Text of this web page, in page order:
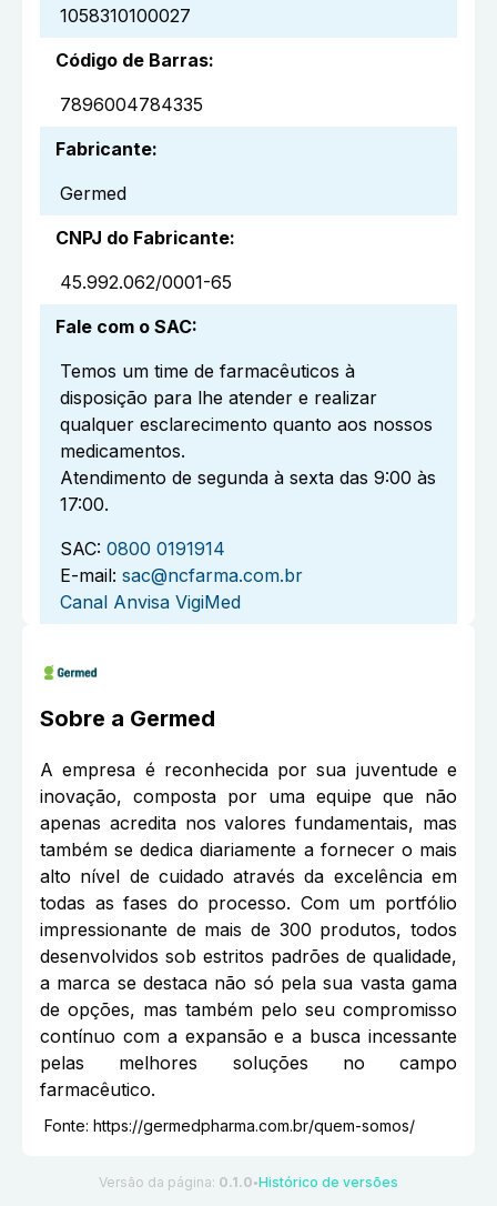
1058310100027
Código de Barras:
7896004784335
Fabricante:
Germed
CNPJ do Fabricante:
45.992.062/0001-65
Fale com o SAC:
Temos um time de farmacêuticos à
disposição para lhe atender e realizar
qualquer esclarecimento quanto aos nossos
medicamentos.
Atendimento de segunda à sexta das 9:00 às
17:00.
SAC: 0800 0191914
E-mail: sac@ncfarma.com.br
Canal Anvisa VigiMed
Sobre a Germed
A empresa é reconhecida por sua juventude e
inovação, composta por uma equipe que não
apenas acredita nos valores fundamentais, mas
também se dedica diariamente a fornecer o mais
alto nível de cuidado através da excelência em
todas as fases do processo. Com um portfólio
impressionante de mais de 300 produtos, todos
desenvolvidos sob estritos padrões de qualidade,
a marca se destaca não só pela sua vasta gama
de opções, mas também pelo seu compromisso
contínuo com a expansão e a busca incessante
pelas melhores soluções no campo
farmacêutico.
Fonte: https://germedpharma.com.br/quem-somos/
Versão da página: 0.1.0 ●Histórico de versões